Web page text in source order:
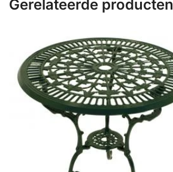
Gerelateerde producten